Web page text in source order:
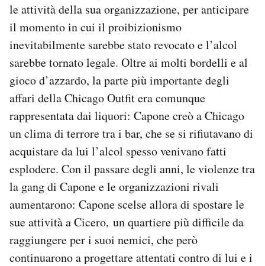
le attività della sua organizzazione, per anticipare
il momento in cui il proibizionismo
inevitabilmente sarebbe stato revocato e l’alcol
sarebbe tornato legale. Oltre ai molti bordelli e al
gioco d’azzardo, la parte più importante degli
affari della Chicago Outfit era comunque
rappresentata dai liquori: Capone creò a Chicago
un clima di terrore tra i bar, che se si rifiutavano di
acquistare da lui l’alcol spesso venivano fatti
esplodere. Con il passare degli anni, le violenze tra
la gang di Capone e le organizzazioni rivali
aumentarono: Capone scelse allora di spostare le
sue attività a Cicero, un quartiere più difficile da
raggiungere per i suoi nemici, che però
continuarono a progettare attentati contro di lui e i